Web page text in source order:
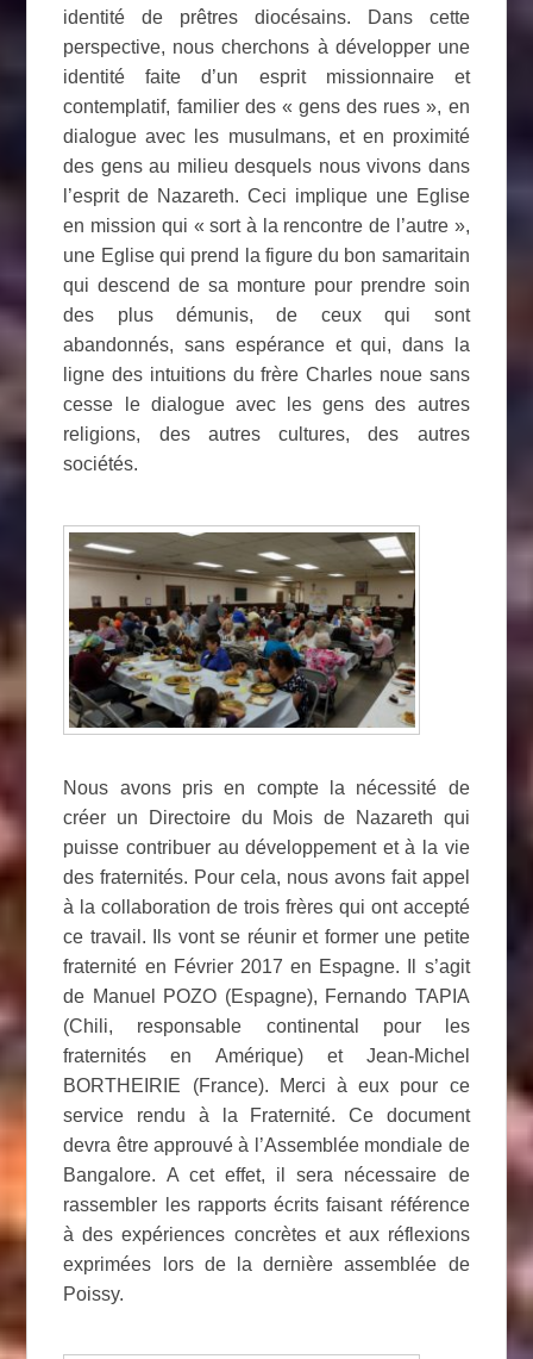
identité de prêtres diocésains. Dans cette
perspective, nous cherchons à développer une
identité faite d’un esprit missionnaire et
contemplatif, familier des « gens des rues », en
dialogue avec les musulmans, et en proximité
des gens au milieu desquels nous vivons dans
l’esprit de Nazareth. Ceci implique une Eglise
en mission qui « sort à la rencontre de l’autre »,
une Eglise qui prend la figure du bon samaritain
qui descend de sa monture pour prendre soin
des plus démunis, de ceux qui sont
abandonnés, sans espérance et qui, dans la
ligne des intuitions du frère Charles noue sans
cesse le dialogue avec les gens des autres
religions, des autres cultures, des autres
sociétés.
Nous avons pris en compte la nécessité de
créer un Directoire du Mois de Nazareth qui
puisse contribuer au développement et à la vie
des fraternités. Pour cela, nous avons fait appel
à la collaboration de trois frères qui ont accepté
ce travail. Ils vont se réunir et former une petite
fraternité en Février 2017 en Espagne. Il s’agit
de Manuel POZO (Espagne), Fernando TAPIA
(Chili, responsable continental pour les
fraternités en Amérique) et Jean-Michel
BORTHEIRIE (France). Merci à eux pour ce
service rendu à la Fraternité. Ce document
devra être approuvé à l’Assemblée mondiale de
Bangalore. A cet effet, il sera nécessaire de
rassembler les rapports écrits faisant référence
à des expériences concrètes et aux réflexions
exprimées lors de la dernière assemblée de
Poissy.